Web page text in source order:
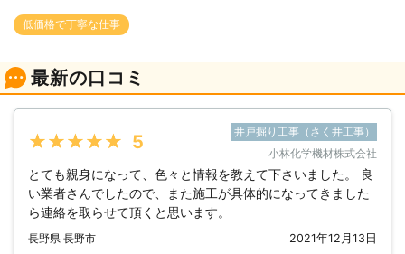
低価格で丁寧な仕事
最新の口コミ
★★★★★ 5
井戸掘り工事（さく井工事）
小林化学機材株式会社
とても親身になって、色々と情報を教えて下さいました。 良
い業者さんでしたので、また施工が具体的になってきました
ら連絡を取らせて頂くと思います。
長野県 長野市 2021年12月13日